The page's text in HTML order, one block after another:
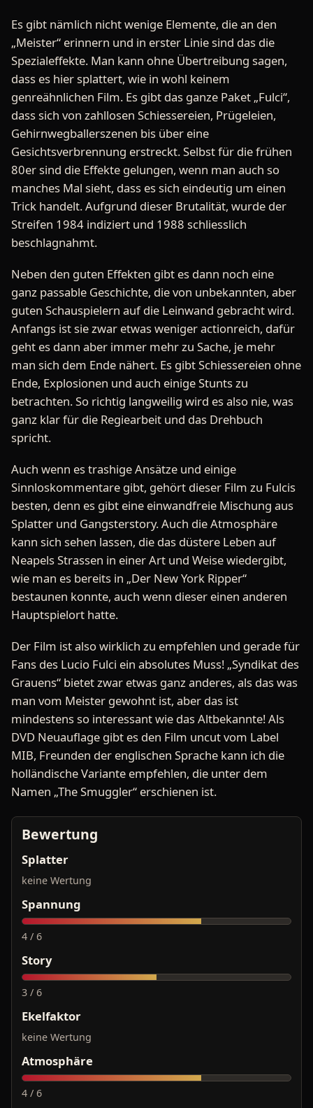
Es gibt nämlich nicht wenige Elemente, die an den
„Meister“ erinnern und in erster Linie sind das die
Spezialeffekte. Man kann ohne Übertreibung sagen,
dass es hier splattert, wie in wohl keinem
genreähnlichen Film. Es gibt das ganze Paket „Fulci“,
dass sich von zahllosen Schiessereien, Prügeleien,
Gehirnwegballerszenen bis über eine
Gesichtsverbrennung erstreckt. Selbst für die frühen
80er sind die Effekte gelungen, wenn man auch so
manches Mal sieht, dass es sich eindeutig um einen
Trick handelt. Aufgrund dieser Brutalität, wurde der
Streifen 1984 indiziert und 1988 schliesslich
beschlagnahmt.
Neben den guten Effekten gibt es dann noch eine
ganz passable Geschichte, die von unbekannten, aber
guten Schauspielern auf die Leinwand gebracht wird.
Anfangs ist sie zwar etwas weniger actionreich, dafür
geht es dann aber immer mehr zu Sache, je mehr
man sich dem Ende nähert. Es gibt Schiessereien ohne
Ende, Explosionen und auch einige Stunts zu
betrachten. So richtig langweilig wird es also nie, was
ganz klar für die Regiearbeit und das Drehbuch
spricht.
Auch wenn es trashige Ansätze und einige
Sinnloskommentare gibt, gehört dieser Film zu Fulcis
besten, denn es gibt eine einwandfreie Mischung aus
Splatter und Gangsterstory. Auch die Atmosphäre
kann sich sehen lassen, die das düstere Leben auf
Neapels Strassen in einer Art und Weise wiedergibt,
wie man es bereits in „Der New York Ripper“
bestaunen konnte, auch wenn dieser einen anderen
Hauptspielort hatte.
Der Film ist also wirklich zu empfehlen und gerade für
Fans des Lucio Fulci ein absolutes Muss! „Syndikat des
Grauens“ bietet zwar etwas ganz anderes, als das was
man vom Meister gewohnt ist, aber das ist
mindestens so interessant wie das Altbekannte! Als
DVD Neuauflage gibt es den Film uncut vom Label
MIB, Freunden der englischen Sprache kann ich die
holländische Variante empfehlen, die unter dem
Namen „The Smuggler“ erschienen ist.
Bewertung
Splatter
keine Wertung
Spannung
4 / 6
Story
3 / 6
Ekelfaktor
keine Wertung
Atmosphäre
4 / 6